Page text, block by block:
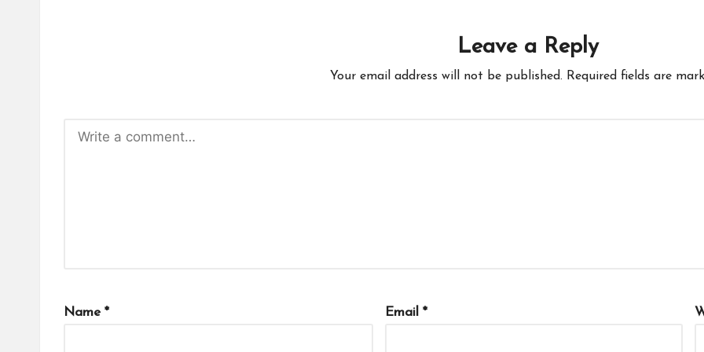
Leave a Reply
Your email address will not be published. Required fields are
Name * Email *